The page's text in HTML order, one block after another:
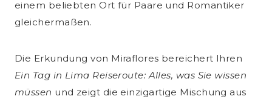
einem beliebten Ort für Paare und Romantiker
gleichermaßen.
Die Erkundung von Miraflores bereichert Ihren
Ein Tag in Lima Reiseroute: Alles, was Sie wissen
müssen und zeigt die einzigartige Mischung aus